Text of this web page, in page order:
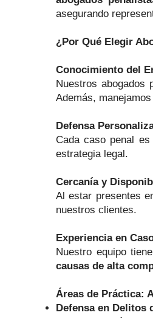
asegurando
¿Por Qué Elegir
Conocimiento del
Nuestros abogados
Además,
Defensa
Cada caso penal
estrategia legal.
Cercanía y
Al estar presentes
nuestros clientes.
Experiencia en
Nuestro equipo
causas de alta
Áreas de Práctica:
Defensa en Delitos